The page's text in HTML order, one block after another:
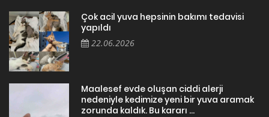
Çok acil yuva hepsinin bakımı tedavisi
yapıldı
22.06.2026
Maalesef evde oluşan ciddi alerji
nedeniyle kedimize yeni bir yuva aramak
zorunda kaldık. Bu kararı ...